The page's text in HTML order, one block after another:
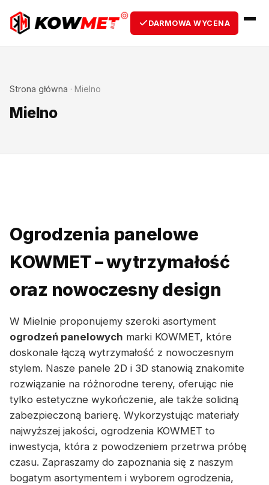
DARMOWA WYCENA
Strona główna · Mielno
Mielno
Ogrodzenia panelowe
KOWMET – wytrzymałość
oraz nowoczesny design
W Mielnie proponujemy szeroki asortyment
ogrodzeń panelowych marki KOWMET, które
doskonale łączą wytrzymałość z nowoczesnym
stylem. Nasze panele 2D i 3D stanowią znakomite
rozwiązanie na różnorodne tereny, oferując nie
tylko estetyczne wykończenie, ale także solidną
zabezpieczoną barierę. Wykorzystując materiały
najwyższej jakości, ogrodzenia KOWMET to
inwestycja, która z powodzeniem przetrwa próbę
czasu. Zapraszamy do zapoznania się z naszym
bogatym asortymentem i wyborem ogrodzenia,